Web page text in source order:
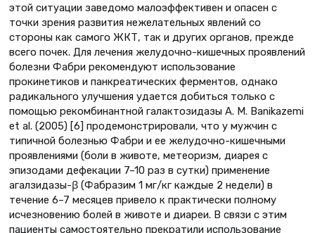
этой ситуации заведомо малоэффективен и опасен с
точки зрения развития нежелательных явлений со
стороны как самого ЖКТ, так и других органов, прежде
всего почек. Для лечения желудочно-кишечных проявлений
болезни Фабри рекомендуют использование
прокинетиков и панкреатических ферментов, однако
радикального улучшения удается добиться только с
помощью рекомбинантной галактозидазы А. M. Banikazemi
et al. (2005) [6] продемонстрировали, что у мужчин с
типичной болезнью Фабри и ее желудочно-кишечными
проявлениями (боли в животе, метеоризм, диарея с
эпизодами дефекации 7–10 раз в сутки) применение
агалзидазы-β (Фабразим 1 мг/кг каждые 2 недели) в
течение 6–7 месяцев привело к практически полному
исчезновению болей в животе и диареи. В связи с этим
пациенты самостоятельно прекратили использование